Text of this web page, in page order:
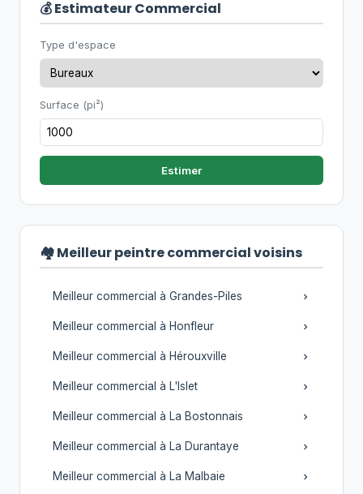
💰 Estimateur Commercial
Type d'espace
Surface (pi²)
Estimer
🏘️ Meilleur peintre commercial voisins
Meilleur commercial à Grandes-Piles
Meilleur commercial à Honfleur
Meilleur commercial à Hérouxville
Meilleur commercial à L'Islet
Meilleur commercial à La Bostonnais
Meilleur commercial à La Durantaye
Meilleur commercial à La Malbaie